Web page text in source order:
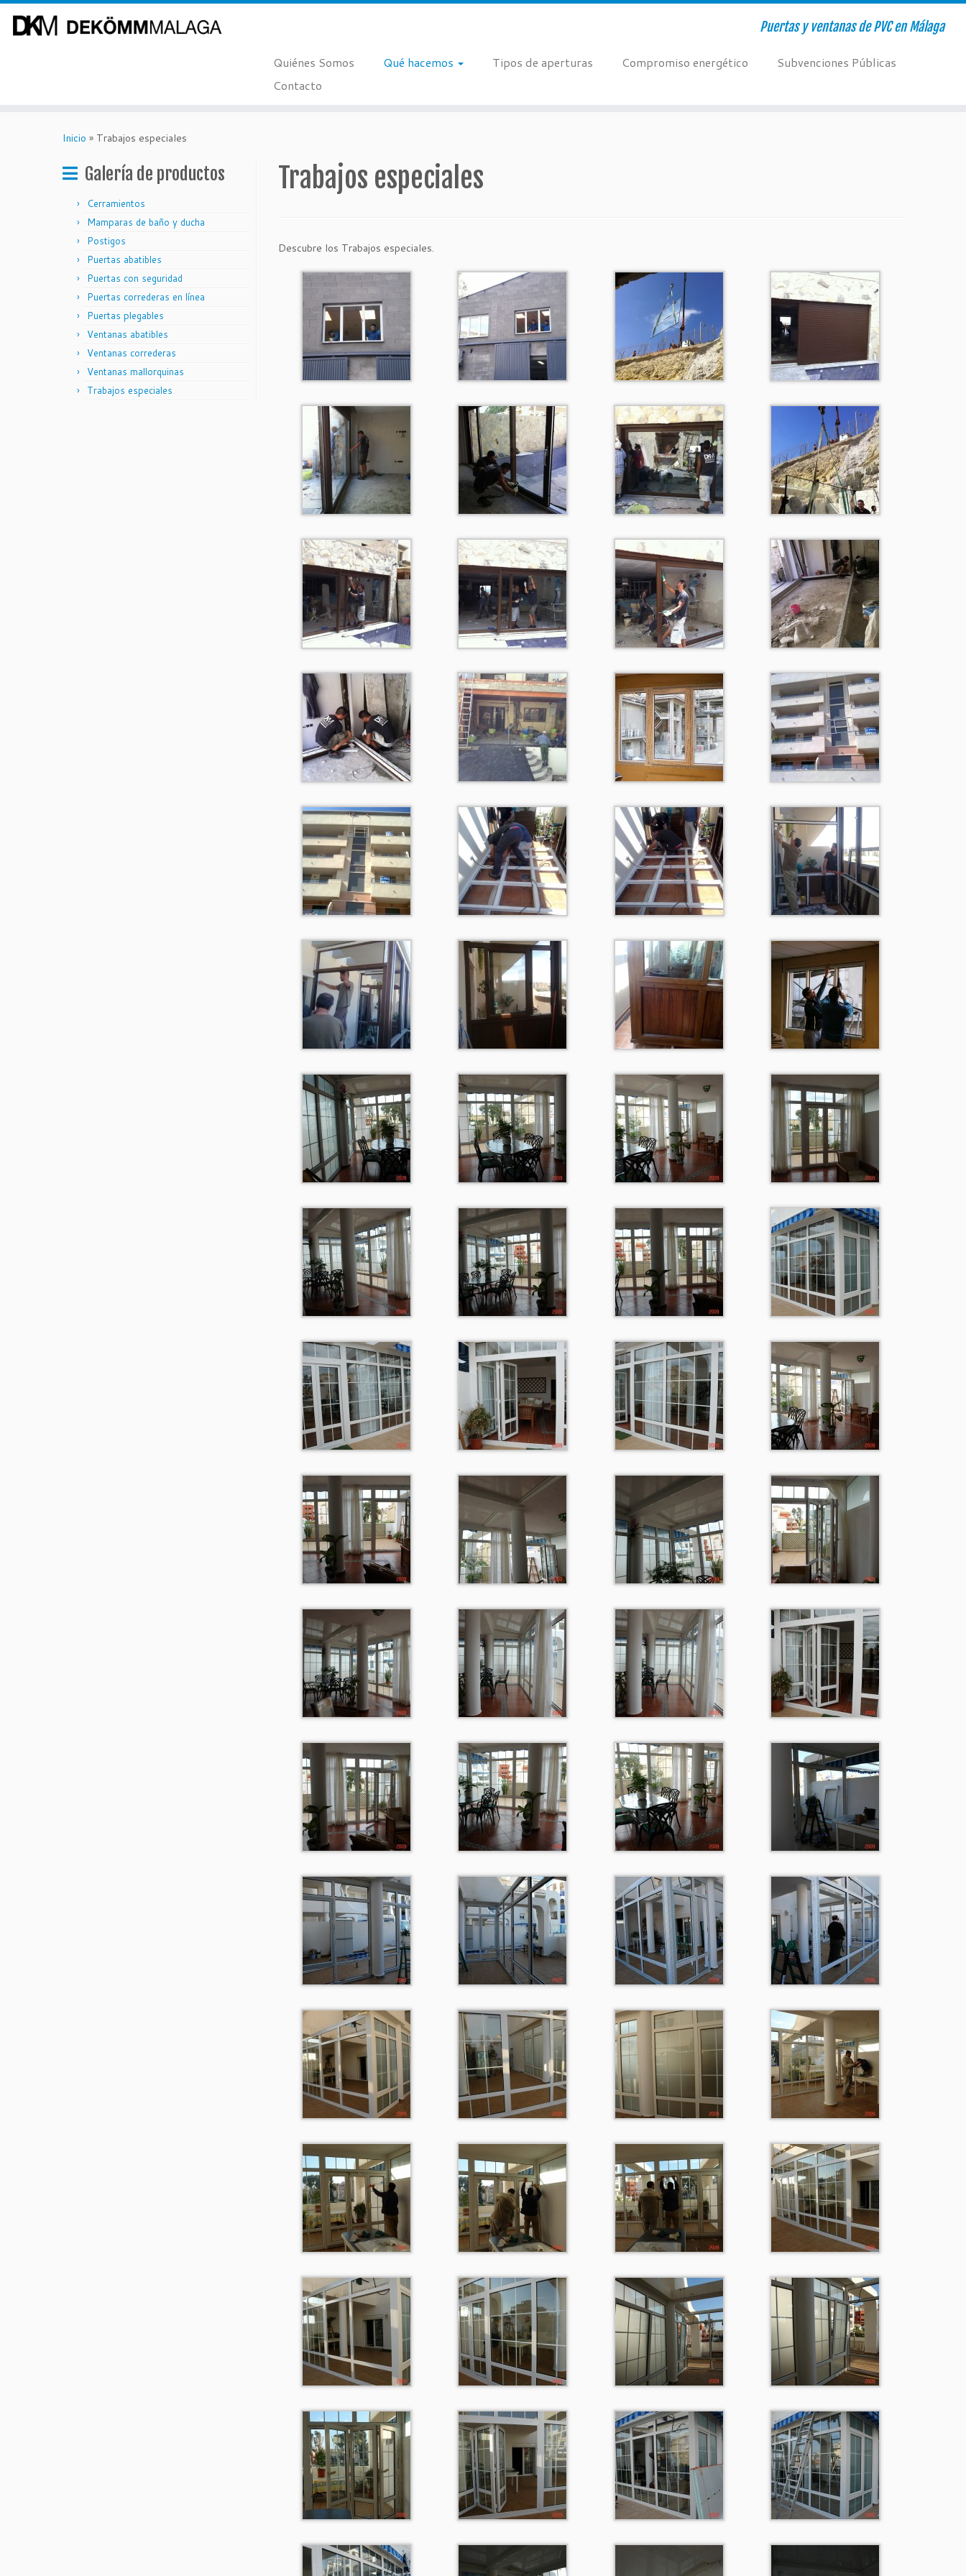
Puertas y ventanas de PVC en Málaga
Quiénes Somos Qué hacemos Tipos de aperturas Compromiso energético
Subvenciones Públicas
Contacto
Inicio » Trabajos especiales
Galería de productos
Cerramientos
Mamparas de baño y ducha
Postigos
Puertas abatibles
Puertas con seguridad
Puertas correderas en línea
Puertas plegables
Ventanas abatibles
Ventanas correderas
Ventanas mallorquinas
Trabajos especiales
Trabajos especiales
Descubre los Trabajos especiales.